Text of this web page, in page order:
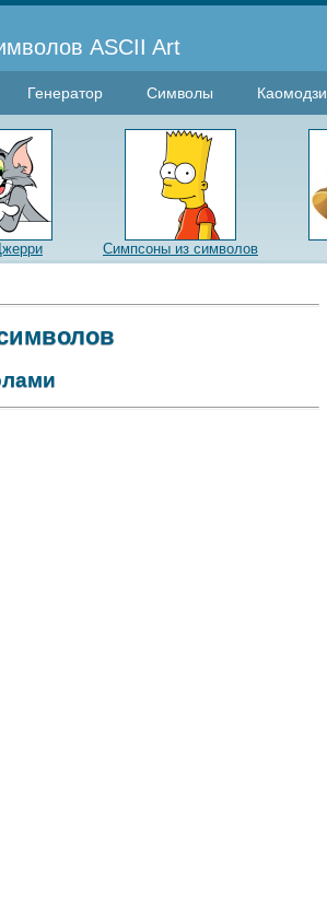
ASCII Art
Генератор Символы Каомодзи
Симпсоны из символов